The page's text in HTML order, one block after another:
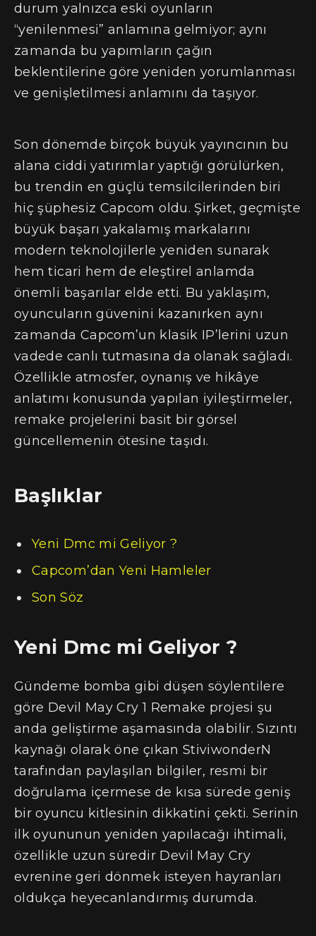
durum yalnızca eski oyunların
“yenilenmesi” anlamına gelmiyor; aynı
zamanda bu yapımların çağın
beklentilerine göre yeniden yorumlanması
ve genişletilmesi anlamını da taşıyor.
Son dönemde birçok büyük yayıncının bu
alana ciddi yatırımlar yaptığı görülürken,
bu trendin en güçlü temsilcilerinden biri
hiç şüphesiz Capcom oldu. Şirket, geçmişte
büyük başarı yakalamış markalarını
modern teknolojilerle yeniden sunarak
hem ticari hem de eleştirel anlamda
önemli başarılar elde etti. Bu yaklaşım,
oyuncuların güvenini kazanırken aynı
zamanda Capcom’un klasik IP’lerini uzun
vadede canlı tutmasına da olanak sağladı.
Özellikle atmosfer, oynanış ve hikâye
anlatımı konusunda yapılan iyileştirmeler,
remake projelerini basit bir görsel
güncellemenin ötesine taşıdı.
Başlıklar
Yeni Dmc mi Geliyor ?
Capcom’dan Yeni Hamleler
Son Söz
Yeni Dmc mi Geliyor ?
Gündeme bomba gibi düşen söylentilere
göre Devil May Cry 1 Remake projesi şu
anda geliştirme aşamasında olabilir. Sızıntı
kaynağı olarak öne çıkan StiviwonderN
tarafından paylaşılan bilgiler, resmi bir
doğrulama içermese de kısa sürede geniş
bir oyuncu kitlesinin dikkatini çekti. Serinin
ilk oyununun yeniden yapılacağı ihtimali,
özellikle uzun süredir Devil May Cry
evrenine geri dönmek isteyen hayranları
oldukça heyecanlandırmış durumda.